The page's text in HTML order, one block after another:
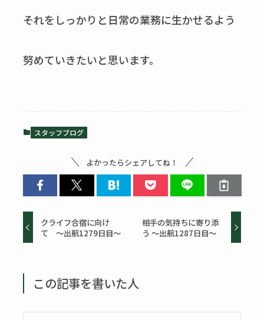
それをしっかりと日常の業務に生かせるよう
努めていきたいと思います。
スタッフブログ
よかったらシェアしてね！
クライフ合宿に向け
て ～出航1279日目～
相手の気持ちに寄り添
う ～出航1287日目～
この記事を書いた人